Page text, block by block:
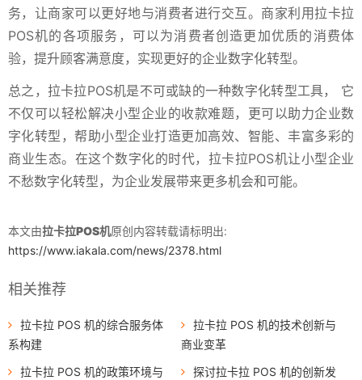
务，让商家可以更好地与消费者进行交互。商家利用拉卡拉
POS机的各项服务，可以为消费者创造更加优质的消费体
验，提升顾客满意度，实现更好的企业数字化转型。
总之，拉卡拉POS机是不可或缺的一种数字化转型工具， 它
不仅可以轻松解决小型企业的收款难题，更可以助力企业数
字化转型，帮助小型企业打造更加高效、智能、丰富多彩的
商业生态。在这个数字化的时代，拉卡拉POS机让小型企业
不愁数字化转型，为企业发展带来更多机会和可能。
本文由拉卡拉POS机原创内容转载请标明出:
https://www.iakala.com/news/2378.html
相关推荐
拉卡拉 POS 机的综合服务体
系构建
拉卡拉 POS 机的技术创新与
商业变革
拉卡拉 POS 机的政策环境与
探讨拉卡拉 POS 机的创新发